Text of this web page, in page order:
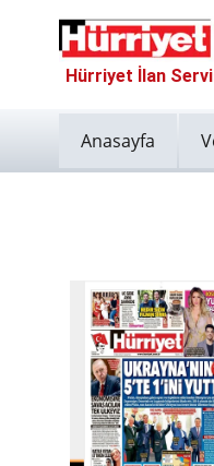
Hürriyet İlan
Anasayfa